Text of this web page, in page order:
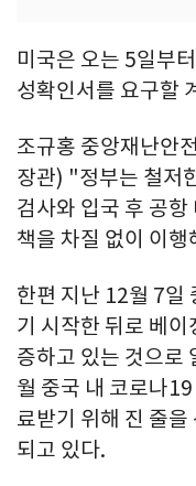
미국은 오는 5일부
성확인서를 요구할
조규홍 중앙재난안
장관) "정부는 철저
검사와 입국 후 공항
책을 차질 없이 이
한편 지난 12월 7일
기 시작한 뒤로 베
증하고 있는 것으로
월 중국 내 코로나
료받기 위해 진 줄
되고 있다.